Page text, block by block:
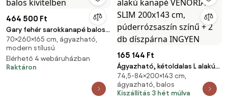
464 500 Ft
Gary fehér sarokkanapé balos
kivitelben
70×260×165 cm, ágyazható,
modern stílusú
Elérhető 4 webáruházban
Raktáron
165 144 Ft
Ágyazható, kétoldalas L alakú
kanapé VENORIA SLIM 200x143
cm, púderrózsaszín színű + 2
db díszpárna INGYEN
74,5-84×200×143 cm,
ágyazható, balos
Kiszállítás 3 hét múlva